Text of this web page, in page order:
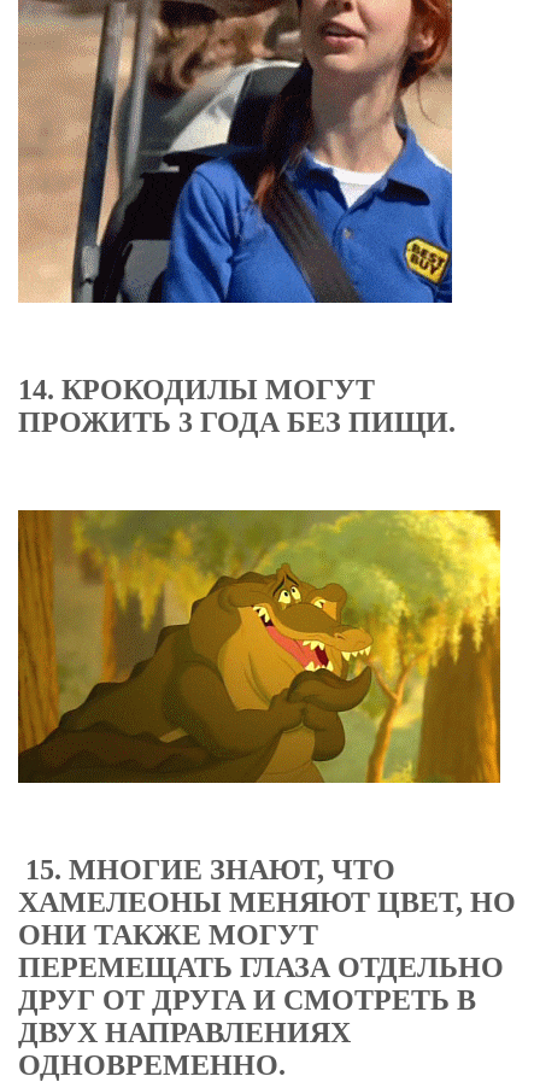
14. КРОКОДИЛЫ МОГУТ
ПРОЖИТЬ 3 ГОДА БЕЗ ПИЩИ.
15. МНОГИЕ ЗНАЮТ, ЧТО
ХАМЕЛЕОНЫ МЕНЯЮТ ЦВЕТ, НО
ОНИ ТАКЖЕ МОГУТ
ПЕРЕМЕЩАТЬ ГЛАЗА ОТДЕЛЬНО
ДРУГ ОТ ДРУГА И СМОТРЕТЬ В
ДВУХ НАПРАВЛЕНИЯХ
ОДНОВРЕМЕННО.